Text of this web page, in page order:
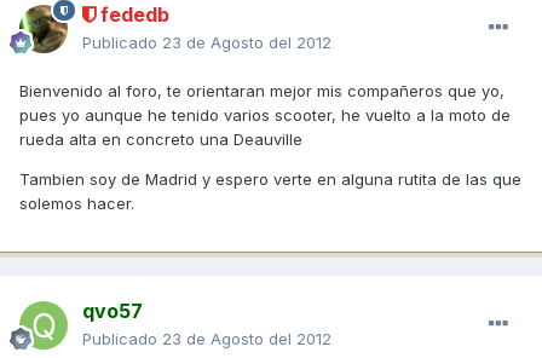
fededb
Publicado 23 de Agosto del 2012
Bienvenido al foro, te orientaran mejor mis compañeros que yo,
pues yo aunque he tenido varios scooter, he vuelto a la moto de
rueda alta en concreto una Deauville
Tambien soy de Madrid y espero verte en alguna rutita de las que
solemos hacer.
qvo57
Publicado 23 de Agosto del 2012